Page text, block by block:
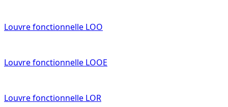
Louvre fonctionnelle LOO
Louvre fonctionnelle LOOE
Louvre fonctionnelle LOR